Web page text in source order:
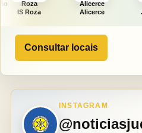
Alicerce J. Futuro
Consultar locais
INSTAGRAM